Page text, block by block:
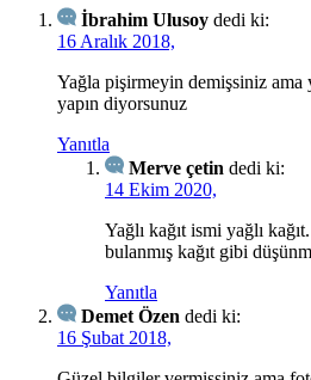
İbrahim Ulusoy dedi ki:
16 Aralık 2018,
Yağla pişirmeyin demişsiniz ama
yapın diyorsunuz
Yanıtla
Merve çetin dedi ki:
14 Ekim 2020,
Yağlı kağıt ismi yağlı
bulanmış kağıt gibi
Yanıtla
Demet Özen dedi ki:
16 Şubat 2018,